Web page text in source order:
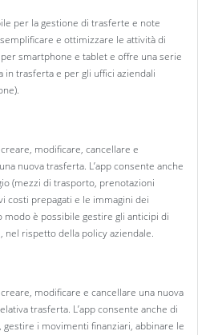
per la gestione di trasferte e note
e ottimizzare le attività di
smartphone e tablet e offre una serie
in trasferta e per gli uffici aziendali
modificare, cancellare e
nuova trasferta. L’app consente anche
(mezzi di trasporto, prenotazioni
costi prepagati e le immagini dei
modo è possibile gestire gli anticipi di
rispetto della policy aziendale.
modificare e cancellare una nuova
trasferta. L’app consente anche di
i movimenti finanziari, abbinare le